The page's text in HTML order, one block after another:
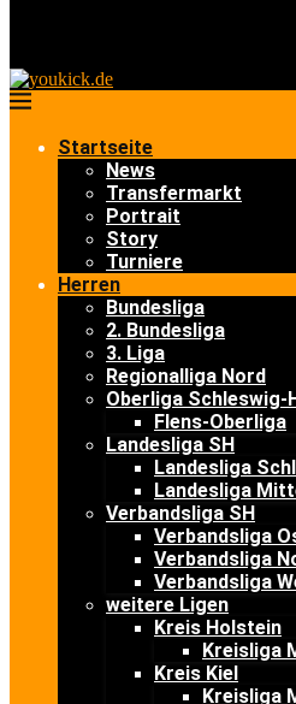
Startseite
News
Transfermarkt
Portrait
Story
Turniere
Herren
Bundesliga
2. Bundesliga
3. Liga
Regionalliga Nord
Oberliga Schleswig-
Flens-Oberliga
Landesliga SH
Landesliga
Landesliga
Verbandsliga SH
Verbandsliga
Verbandsliga
Verbandsliga
weitere Ligen
Kreis Holstein
Kreisliga
Kreis Kiel
Kreisliga